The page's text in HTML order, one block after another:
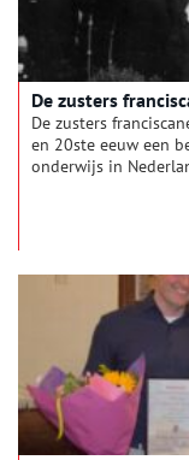
De zusters
De zusters
en 20ste eeuw een
onderwijs in